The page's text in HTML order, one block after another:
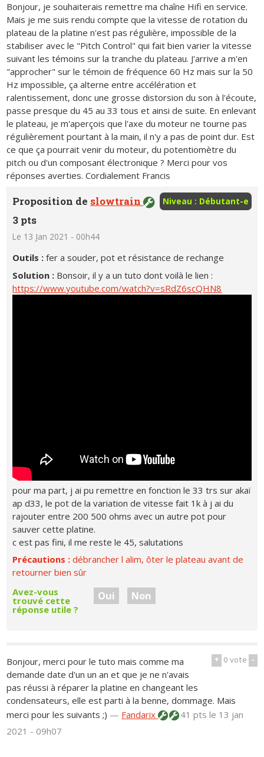
Bonjour, je souhaiterais remettre ma chaîne Hifi en service.
Mais je me suis rendu compte que la vitesse de rotation du
plateau de la platine n'est pas régulière, impossible de la
stabiliser avec le "Pitch Control" qui fait bien varier la vitesse
suivant les témoins sur la tranche du plateau. J'arrive a m'en
"approcher" sur le témoin de fréquence 60 Hz mais sur la 50
Hz impossible, ça alterne entre accélération et
ralentissement, donc une grosse distorsion du son à l'écoute,
passe presque du 45 au 33 tous et ainsi de suite. En enlevant
le plateau, je m'aperçois que l'axe du moteur ne tourne pas
régulièrement pourtant à la main, il n'y a pas de point dur. Est
ce que ça pourrait venir du moteur, du potentiomètre du
pitch ou d'un composant électronique ? Merci pour vos
réponses averties. Cordialement Francis
Niveau : Débutant-e
Proposition de slowtrain
3 pts
Le 13 Jan 2021 - 00h44
Outils :fer a souder, pot et résistance de rechange
Solution : Bonsoir, il y a un tuto dont voilà le lien :
https://www.youtube.com/watch?v=sRdZ6scQHN8
pour ma part, j ai pu remettre en fonction le 33 trs sur akaï
ap d33, le pot de la variation de vitesse fait 1k à j ai du
rajouter entre 200 500 ohms avec un autre pot pour
sauver cette platine.
c est pas fini, il me reste le 45, salutations
Précautions :débrancher l alim, ôter le plateau avant de
retourner bien sûr
Avez-vous
trouvé cette
réponse utile ?
Oui Non
+ 0vote -
Bonjour, merci pour le tuto mais comme ma
demande date d'un un an et que je ne n'avais
pas réussi à réparer la platine en changeant les
condensateurs, elle est parti à la benne, dommage. Mais
merci pour les suivants ;) — Fandarix 41 ptsle 13 jan
2021 - 09h07